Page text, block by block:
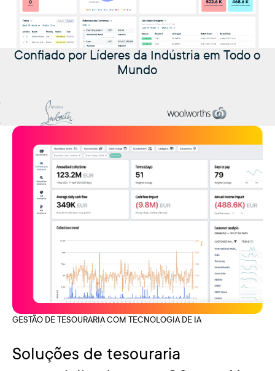
Confiado por Líderes da Indústria em Todo o
Mundo
GESTÃO DE TESOURARIA COM TECNOLOGIA DE IA
Soluções de tesouraria